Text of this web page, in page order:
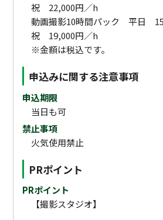
祝 22,000円／h
動画撮影10時間パック 平日
祝 19,000円／h
※金額は税込です。
申込みに関する注意事項
申込期限
当日も可
禁止事項
火気使用禁止
PRポイント
PRポイント
【撮影スタジオ】